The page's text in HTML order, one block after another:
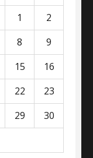
1
2
8
9
15
16
22
23
29
30